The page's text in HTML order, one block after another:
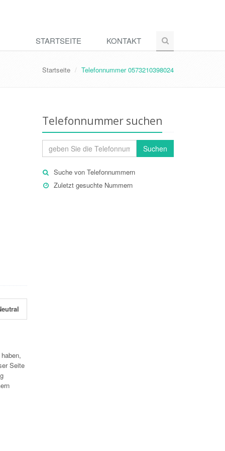
STARTSEITE KONTAKT
Startseite Telefonnummer 0573210398024
Seite
Telefonnummer suchen
Suchen
Suche von Telefonnummern
Zuletzt gesuchte Nummern